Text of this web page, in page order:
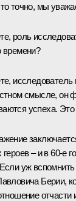
точно, мы
роль
времени?
исследователь
смысле, он
успеха. Это
героев – и в 60-е
уж вспомнить
Берии,
отчасти